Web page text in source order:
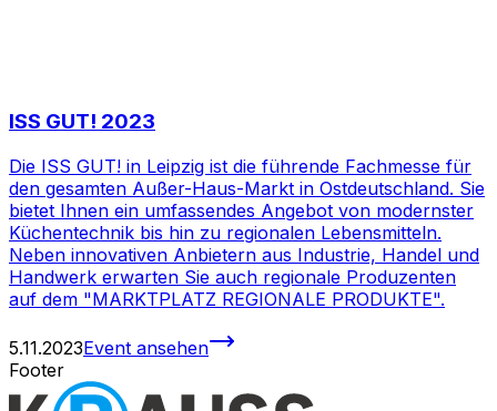
ISS GUT! 2023
Die ISS GUT! in Leipzig ist die führende Fachmesse für
den gesamten Außer-Haus-Markt in Ostdeutschland. Sie
bietet Ihnen ein umfassendes Angebot von modernster
Küchentechnik bis hin zu regionalen Lebensmitteln.
Neben innovativen Anbietern aus Industrie, Handel und
Handwerk erwarten Sie auch regionale Produzenten
auf dem "MARKTPLATZ REGIONALE PRODUKTE".
5.11.2023Event ansehen
Footer